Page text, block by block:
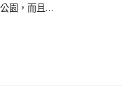
園，而且…